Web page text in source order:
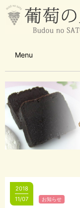
Menu
2018
11/07
お知らせ